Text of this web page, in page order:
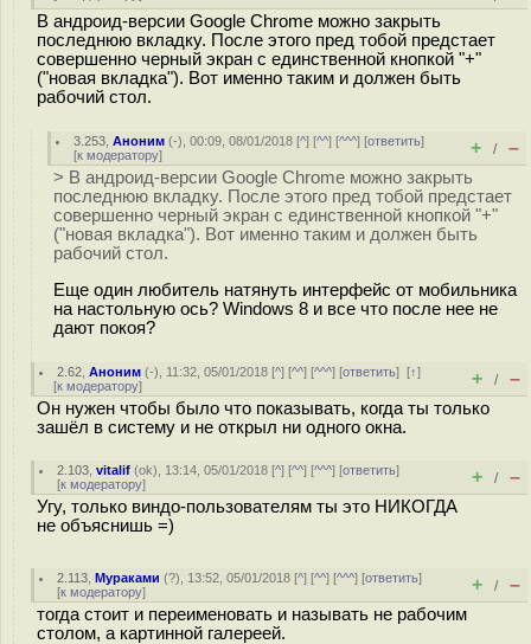
В андроид-версии Google Chrome можно закрыть
последнюю вкладку. После этого пред тобой предстает
совершенно черный экран с единственной кнопкой "+"
("новая вкладка"). Вот именно таким и должен быть
рабочий стол.
3.253 ,Аноним (-), 00:09, 08/01/2018 [^] [^^] [^^^] [ответить]
[к модератору] + / –
> В андроид-версии Google Chrome можно закрыть
последнюю вкладку. После этого пред тобой предстает
совершенно черный экран с единственной кнопкой "+"
("новая вкладка"). Вот именно таким и должен быть
рабочий стол.
Еще один любитель натянуть интерфейс от мобильника
на настольную ось? Windows 8 и все что после нее не
дают покоя?
2.62 ,Аноним (-), 11:32, 05/01/2018 [^] [^^] [^^^] [ответить][↑]
[к модератору] + / –
Он нужен чтобы было что показывать, когда ты только
зашёл в систему и не открыл ни одного окна.
2.103 ,vitalif (ok), 13:14, 05/01/2018 [^] [^^] [^^^] [ответить]
[к модератору] + / –
Угу, только виндо-пользователям ты это НИКОГДА
не объяснишь =)
2.113 ,Мураками (?), 13:52, 05/01/2018 [^] [^^] [^^^] [ответить]
[к модератору] + / –
тогда стоит и переименовать и называть не рабочим
столом, а картинной галереей.